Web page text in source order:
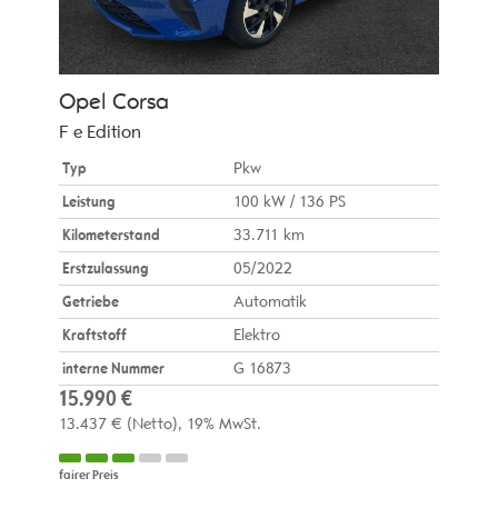
Opel Corsa
F e Edition
Typ
Pkw
Leistung
100 kW / 136 PS
Kilometerstand
33.711 km
Erstzulassung
05/2022
Getriebe
Automatik
Kraftstoff
Elektro
interne Nummer
G 16873
15.990 €
13.437 € (Netto) 19% MwSt.
fairer Preis